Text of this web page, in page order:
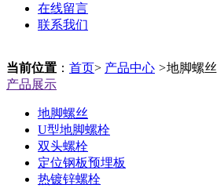
在线留言
联系我们
当前位置 ： 首页> 产品中心 >地脚螺丝
产品展示
地脚螺丝
U型地脚螺栓
双头螺栓
定位钢板预埋板
热镀锌螺栓